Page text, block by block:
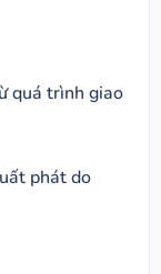
quá trình giao
phát do